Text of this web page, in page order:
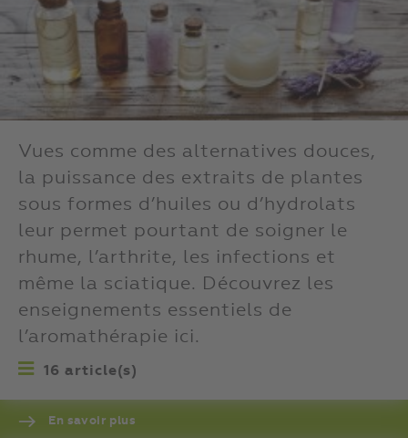
Vues comme des alternatives douces,
la puissance des extraits de plantes
sous formes d’huiles ou d’hydrolats
leur permet pourtant de soigner le
rhume, l’arthrite, les infections et
même la sciatique. Découvrez les
enseignements essentiels de
l’aromathérapie ici.
16 article(s)
En savoir plus